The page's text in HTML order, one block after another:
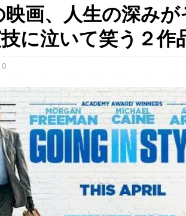
画、人生の深みが
に泣いて笑う２作
0